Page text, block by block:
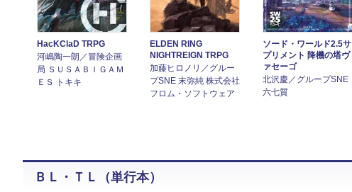
HacKClaD TRPG
河嶋陶一朗／冒険企画
局 ＳＵＳＡＢＩＧＡＭ
ＥＳ トキキ
ELDEN RING
NIGHTREIGN TRPG
加藤ヒロノリ／グルー
プSNE 末弥純 株式会社
フロム・ソフトウェア
ソード・ワールド2.5サ
プリメント 降機の塔ヴ
ァセーゴ
北沢慶／グループSNE
六七質
ＢＬ・ＴＬ（単行本）